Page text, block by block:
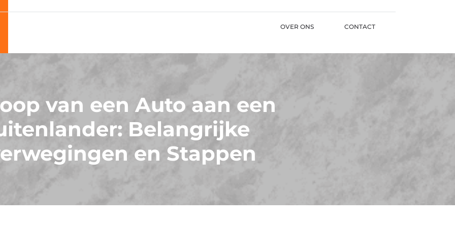
OVER ONS CONTACT
van een Auto aan een
Belangrijke
en Stappen